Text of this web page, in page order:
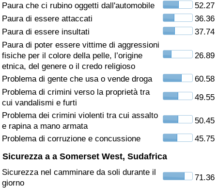
Paura che ci rubino oggetti dall'automobile
52.27
Paura di essere attaccati
36.36
Paura di essere insultati
37.74
Paura di poter essere vittime di aggressioni
fisiche per il colore della pelle, l’origine
etnica, del genere o il credo religioso
26.89
Problema di gente che usa o vende droga
60.58
Problema di crimini verso la proprietà tra
cui vandalismi e furti
49.55
Problema dei crimini violenti tra cui assalto
e rapina a mano armata
50.45
Problema di corruzione e concussione
45.75
Sicurezza a a Somerset West, Sudafrica
Sicurezza nel camminare da soli durante il
giorno
71.36
Indice dell’Assistenza Sanitaria (Corrente)
Indice dell’Assistenza Sanitaria
Indice dell’Assistenza Sanitaria per
Nazione
Inquinamento
Indice dell’Inquinamento (Corrente)
Indice dell’Inquinamento per Nazione